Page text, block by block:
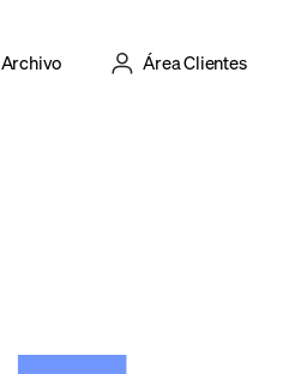
Archivo Área Clientes